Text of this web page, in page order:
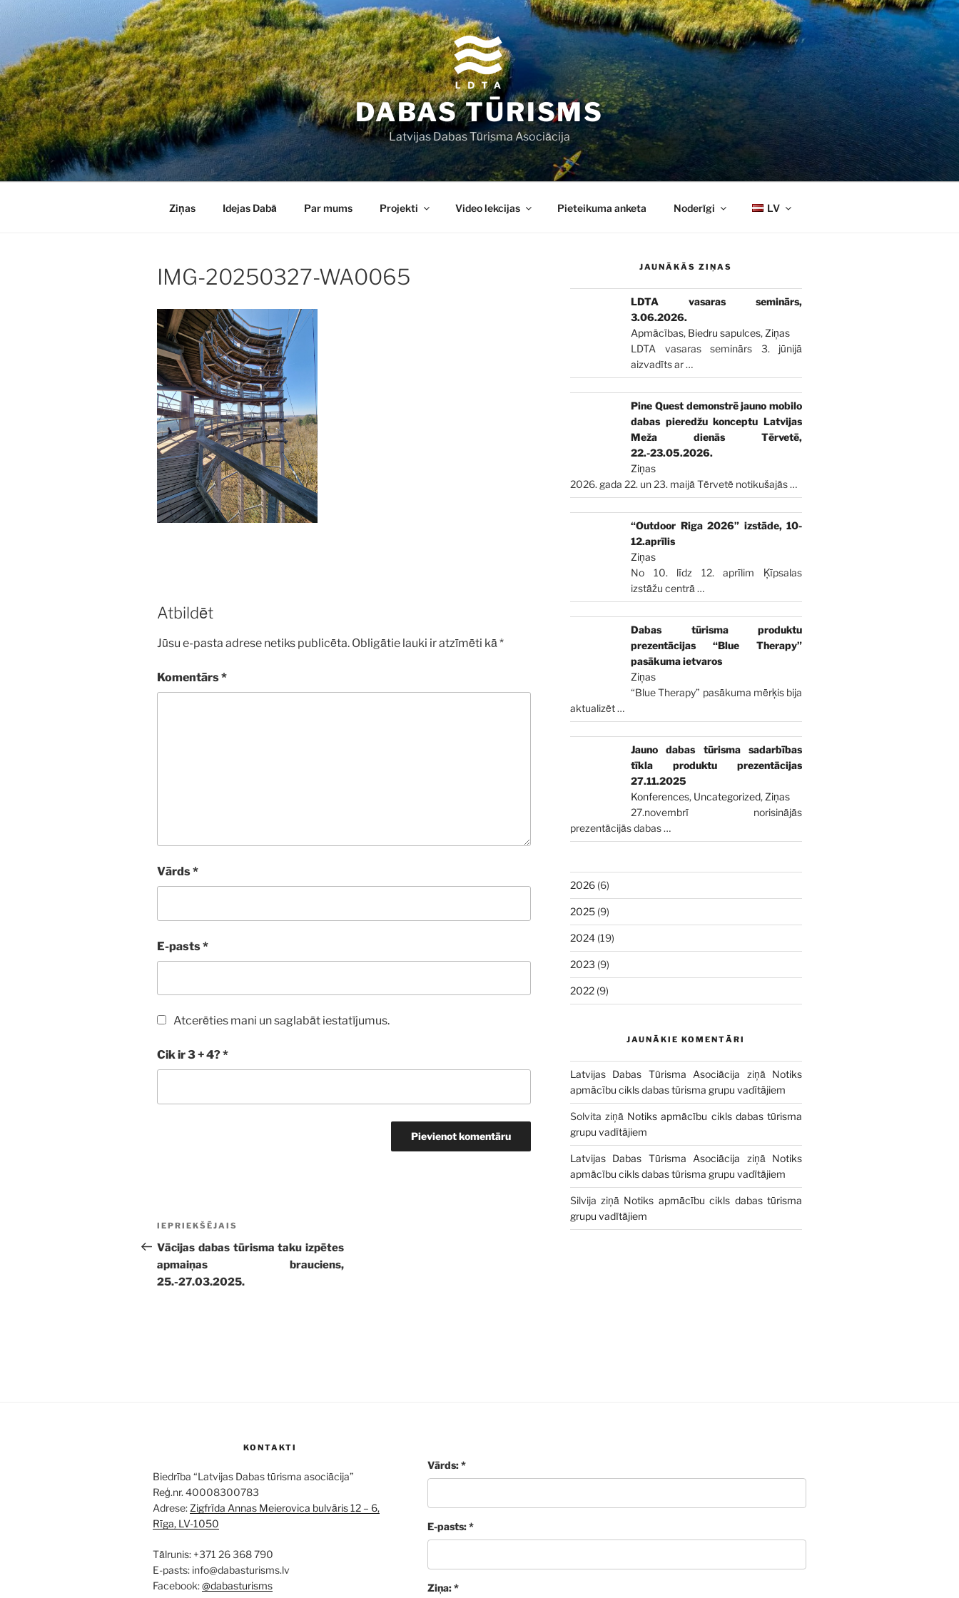
Doties
DABAS TŪRISMS
Latvijas Dabas Tūrisma Asociācija
Ziņas Idejas Dabā Par mums Projekti Video lekcijas Pieteikuma anketa Noderīgi LV
IMG-20250327-WA0065
Atbildēt
Jūsu e-pasta adrese netiks publicēta. Obligātie lauki ir atzīmēti kā*
Komentārs*
Vārds*
E-pasts*
Atcerēties mani un saglabāt iestatījumus.
Cik ir 3 + 4?*
Ziņu
izvēlne
Iepriekšējā
ziņa:
IEPRIEKŠĒJAIS
Vācijas dabas tūrisma taku izpētes
apmaiņas brauciens,
25.-27.03.2025.
JAUNĀKĀS ZIŅAS
LDTA vasaras seminārs,
3.06.2026.
Apmācības, Biedru sapulces, Ziņas
LDTA vasaras seminārs 3. jūnijā
aizvadīts ar…
Pine Quest demonstrē jauno mobilo
dabas pieredžu konceptu Latvijas
Meža dienās Tērvetē,
22.-23.05.2026.
Ziņas
2026. gada 22. un 23. maijā Tērvetē notikušajās…
“Outdoor Riga 2026” izstāde, 10-
12.aprīlis
Ziņas
No 10. līdz 12. aprīlim Ķīpsalas
izstāžu centrā…
Dabas tūrisma produktu
prezentācijas “Blue Therapy”
pasākuma ietvaros
Ziņas
“Blue Therapy” pasākuma mērķis bija
aktualizēt…
Jauno dabas tūrisma sadarbības
tīkla produktu prezentācijas
27.11.2025
Konferences, Uncategorized, Ziņas
27.novembrī norisinājās
prezentācijās dabas…
2026(6)
2025(9)
2024(19)
2023 (9)
2022(9)
JAUNĀKIE KOMENTĀRI
Latvijas Dabas Tūrisma Asociācija ziņā Notiks
apmācību cikls dabas tūrisma grupu vadītājiem
Solvita ziņā Notiks apmācību cikls dabas tūrisma
grupu vadītājiem
Latvijas Dabas Tūrisma Asociācija ziņā Notiks
apmācību cikls dabas tūrisma grupu vadītājiem
Silvija ziņā Notiks apmācību cikls dabas tūrisma
grupu vadītājiem
KONTAKTI
Biedrība “Latvijas Dabas tūrisma asociācija”
Reģ.nr. 40008300783
Adrese: Zigfrīda Annas Meierovica bulvāris 12 – 6,
Rīga, LV-1050
Tālrunis: +371 26 368 790
E-pasts: info@dabasturisms.lv
Facebook:@dabasturisms
Vārds: *
E-pasts: *
Ziņa: *